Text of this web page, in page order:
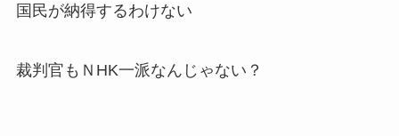
国民が納得するわけない
裁判官もＮHK一派なんじゃない？